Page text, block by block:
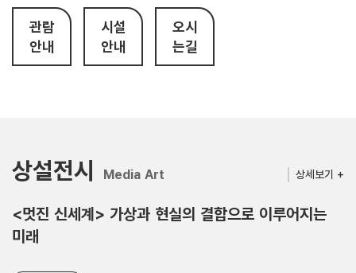
관람
안내
시설
안내
오시
는길
상설전시 Media Art
<멋진 신세계> 가상과 현실의 결합으로 이루어지는
미래
상세보기 +